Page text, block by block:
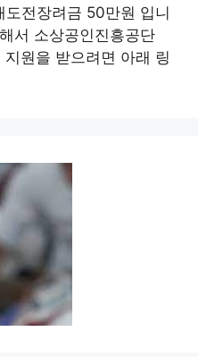
전장려금 50만원 입니
서 소상공인진흥공단
원을 받으려면 아래 링